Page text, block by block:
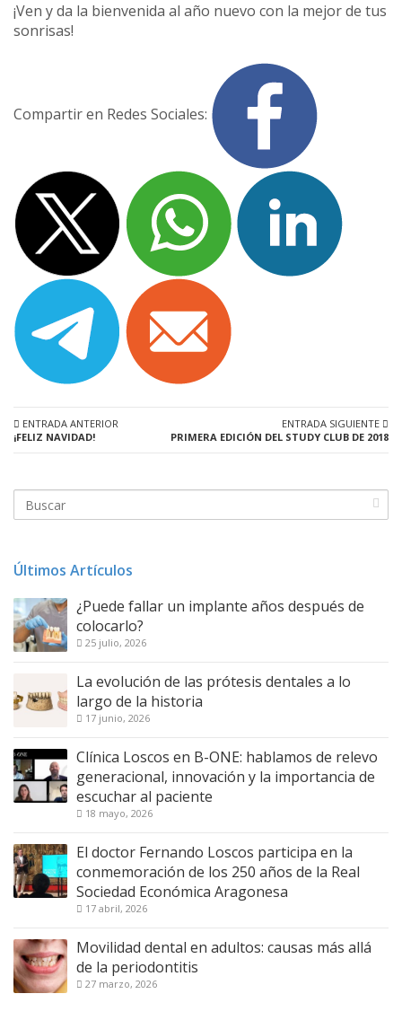
¡Ven y da la bienvenida al año nuevo con la mejor de tus
sonrisas!
Compartir en Redes Sociales:
ENTRADA ANTERIOR
¡FELIZ NAVIDAD!
ENTRADA SIGUIENTE
PRIMERA EDICIÓN DEL STUDY CLUB DE 2018
Últimos Artículos
¿Puede fallar un implante años después de
colocarlo?
25 julio, 2026
La evolución de las prótesis dentales a lo
largo de la historia
17 junio, 2026
Clínica Loscos en B-ONE: hablamos de relevo
generacional, innovación y la importancia de
escuchar al paciente
18 mayo, 2026
El doctor Fernando Loscos participa en la
conmemoración de los 250 años de la Real
Sociedad Económica Aragonesa
17 abril, 2026
Movilidad dental en adultos: causas más allá
de la periodontitis
27 marzo, 2026